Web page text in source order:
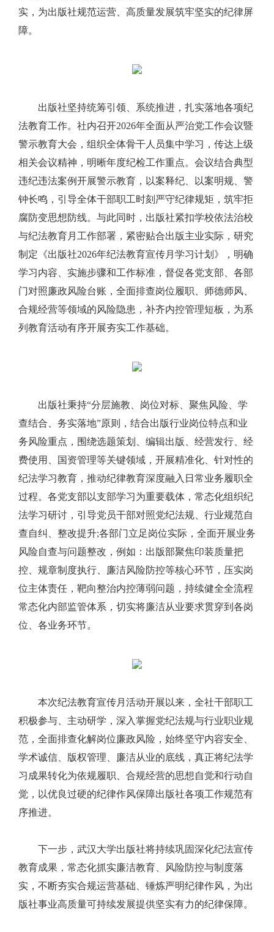
实，为出版社规范运营、高质量发展筑牢坚实的纪律屏
障。
出版社坚持统筹引领、系统推进，扎实落地各项纪
法教育工作。社内召开2026年全面从严治党工作会议暨
警示教育大会，组织全体骨干人员集中学习，传达上级
相关会议精神，明晰年度纪检工作重点。会议结合典型
违纪违法案例开展警示教育，以案释纪、以案明规、警
钟长鸣，引导全体干部职工时刻严守纪律规矩，筑牢拒
腐防变思想防线。与此同时，出版社紧扣学校依法治校
与纪法教育月工作部署，紧密贴合出版主业实际，研究
制定《出版社2026年纪法教育宣传月学习计划》，明确
学习内容、实施步骤和工作标准，督促各党支部、各部
门对照廉政风险台账，全面排查岗位履职、师德师风、
合规经营等领域的风险隐患，补齐内控管理短板，为系
列教育活动有序开展夯实工作基础。
出版社秉持“分层施教、岗位对标、聚焦风险、学
查结合、务实落地”原则，结合出版行业岗位特点和业
务风险重点，围绕选题策划、编辑出版、经营发行、经
费使用、国资管理等关键领域，开展精准化、针对性的
纪法学习教育，推动纪律教育深度融入日常业务履职全
过程。各党支部以支部学习为重要载体，常态化组织纪
法学习研讨，引导党员干部对照党纪法规、行业规范自
查自纠、整改提升;各部门立足岗位实际，全面开展业务
风险自查与问题整改，例如：出版部聚焦印装质量把
控、规章制度执行、廉洁风险防控等核心环节，压实岗
位主体责任，靶向整治内控薄弱问题，持续健全全流程
常态化内部监管体系，切实将廉洁从业要求贯穿到各岗
位、各业务环节。
本次纪法教育宣传月活动开展以来，全社干部职工
积极参与、主动研学，深入掌握党纪法规与行业职业规
范，全面排查化解岗位廉政风险，始终坚守内容安全、
学术诚信、版权管理、廉洁从业的底线，真正将纪法学
习成果转化为依规履职、合规经营的思想自觉和行动自
觉，以优良过硬的纪律作风保障出版社各项工作规范有
序推进。
下一步，武汉大学出版社将持续巩固深化纪法宣传
教育成果，常态化抓实廉洁教育、风险防控与制度落
实，不断夯实合规运营基础、锤炼严明纪律作风，为出
版社事业高质量可持续发展提供坚实有力的纪律保障。